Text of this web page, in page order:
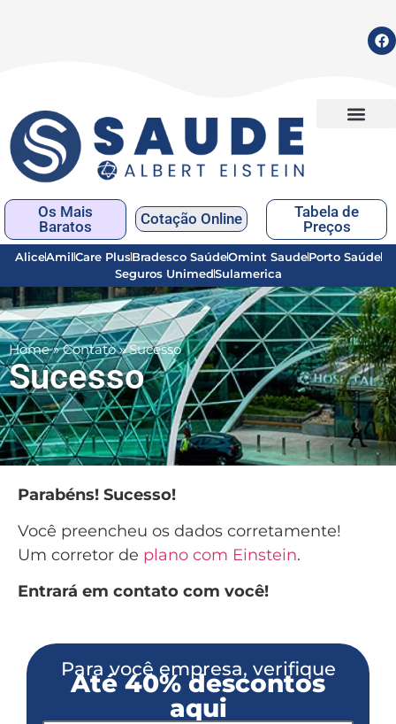
Os Mais
Baratos
Cotação Online
Tabela de
Preços
AliceAmilCare PlusBradesco SaúdeOmint SaudePorto Saúde
Seguros UnimedSulamerica
Home»Contato»Sucesso
Sucesso
Parabéns! Sucesso!
Você preencheu os dados corretamente!
Um corretor de plano com Einstein.
Entrará em contato com você!
Para você empresa, verifique
Até 40% descontos
aqui